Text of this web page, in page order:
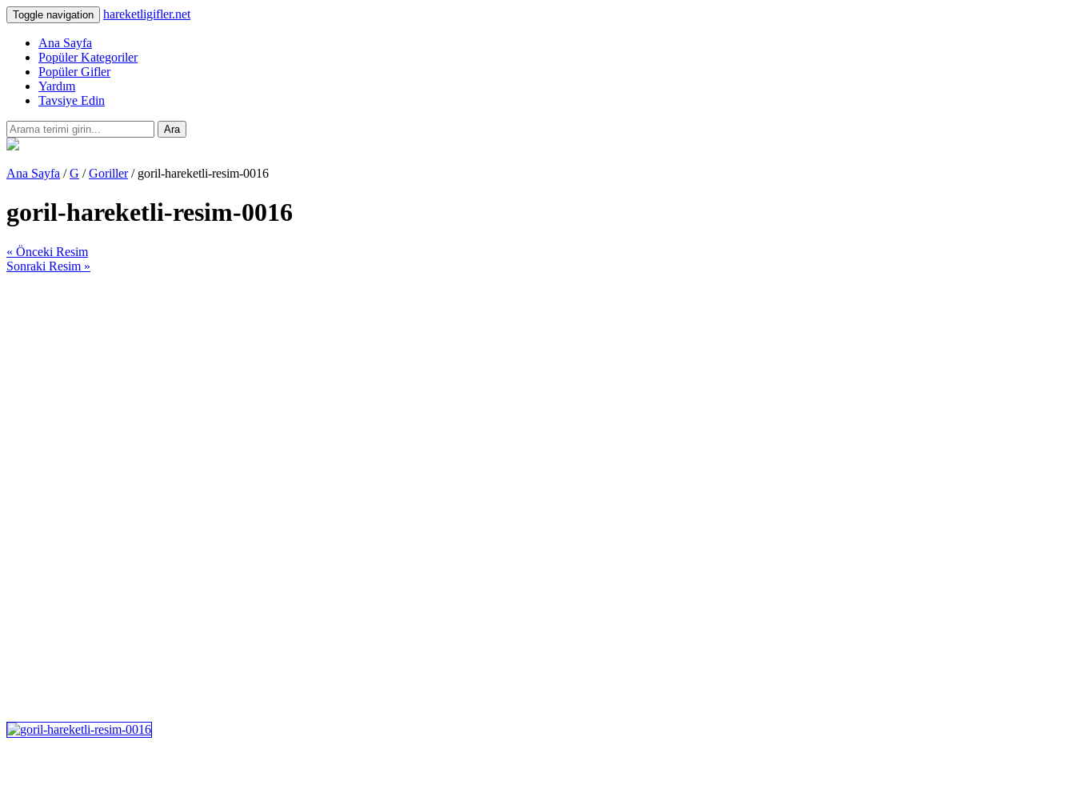
Toggle navigation hareketligifler.net
Ana Sayfa
Popüler Kategoriler
Popüler Gifler
Yardım
Tavsiye Edin
Ara
Ana Sayfa /G /Goriller/ goril-hareketli-resim-0016
goril-hareketli-resim-0016
« Önceki Resim
Sonraki Resim »